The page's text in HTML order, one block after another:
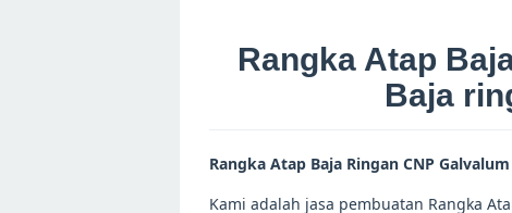
Rangka Atap
Baja
Rangka Atap Baja Ringan CNP
Kami adalah jasa pembuatan Rangka